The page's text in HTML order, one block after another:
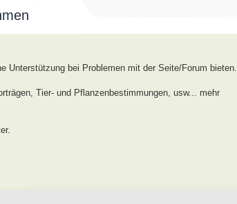
Unterstützung bei Problemen mit der Seite/Forum bieten.
Tier- und Pflanzenbestimmungen, usw... mehr